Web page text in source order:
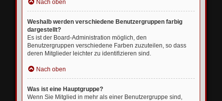
Nach oben
Weshalb werden verschiedene Benutzergruppen farbig
dargestellt?
Es ist der Board-Administration möglich, den
Benutzergruppen verschiedene Farben zuzuteilen, so dass
deren Mitglieder leichter zu identifizieren sind.
Nach oben
Was ist eine Hauptgruppe?
Wenn Sie Mitglied in mehr als einer Benutzergruppe sind,